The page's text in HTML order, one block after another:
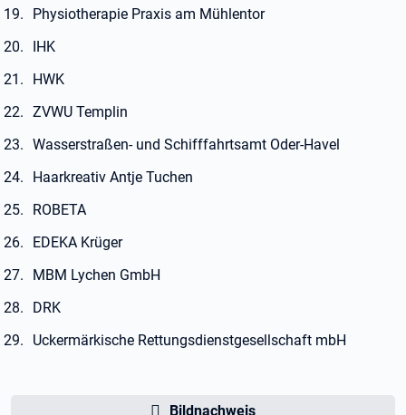
Physiotherapie Praxis am Mühlentor
IHK
HWK
ZVWU Templin
Wasserstraßen- und Schifffahrtsamt Oder-Havel
Haarkreativ Antje Tuchen
ROBETA
EDEKA Krüger
MBM Lychen GmbH
DRK
Uckermärkische Rettungsdienstgesellschaft mbH
Bildnachweis